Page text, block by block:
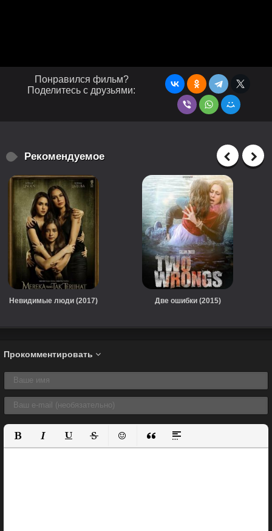
Понравился фильм?
Поделитесь с друзьями:
Рекомендуемое
Невидимые люди (2017) Две ошибки (2015)
Прокомментировать
Полужирный
КурсивПодчеркнутый
ЗачеркнутыйВставить смайлик
Вставка цитаты
Вставка спойлера